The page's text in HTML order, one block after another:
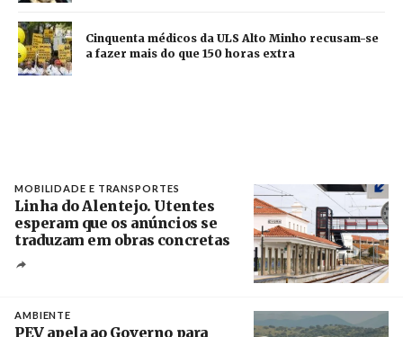
Cinquenta médicos da ULS Alto Minho recusam-se
a fazer mais do que 150 horas extra
MOBILIDADE E TRANSPORTES
Linha do Alentejo. Utentes
esperam que os anúncios se
traduzam em obras concretas
AMBIENTE
PEV apela ao Governo para